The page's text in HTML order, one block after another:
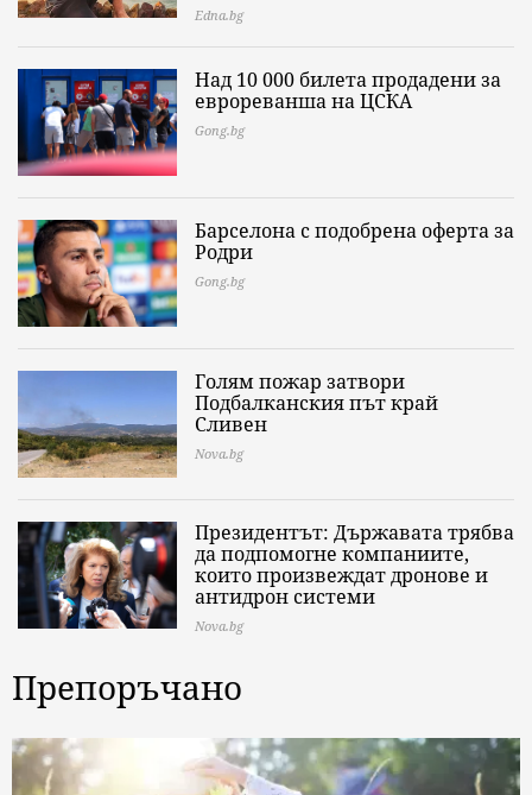
Edna.bg
Над 10 000 билета продадени за
еврореванша на ЦСКА
Gong.bg
Барселона с подобрена оферта за
Родри
Gong.bg
Голям пожар затвори
Подбалканския път край
Сливен
Nova.bg
Президентът: Държавата трябва
да подпомогне компаниите,
които произвеждат дронове и
антидрон системи
Nova.bg
Препоръчано